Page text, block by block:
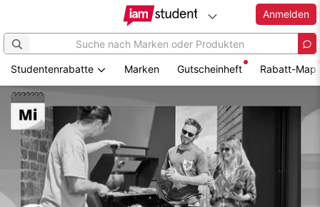
Zum
Hauptinhalt
springen
Anmelden
Studentenrabatte Marken Gutscheinheft Rabatt-Map